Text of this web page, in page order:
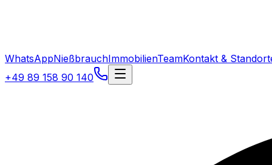
WhatsAppNießbrauchImmobilienTeamKontakt &
+49 89 158 90 140